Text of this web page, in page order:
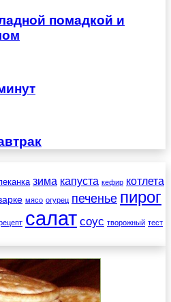
помадкой и
зима капуста кефир котлета
мясо огурец печенье пирог
салат соус творожный тест